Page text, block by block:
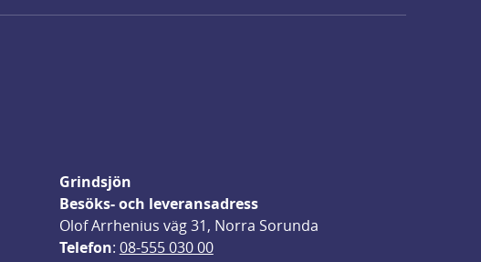
Grindsjön
Besöks- och leveransadress
Olof Arrhenius väg 31, Norra Sorunda
Telefon: 08-555 030 00